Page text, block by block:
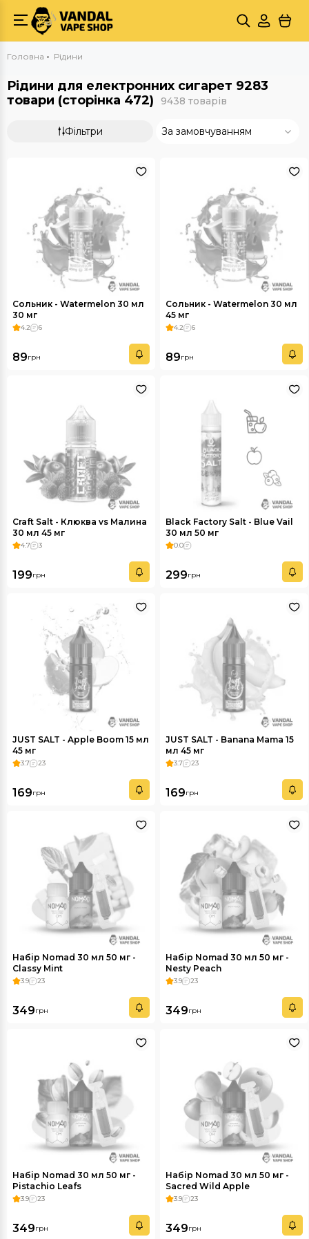
Головна Рідини
Рідини для електронних сигарет 9283
товари (сторінка 472)
9438 товарів
Фільтри За замовчуванням
Сольник - Watermelon 30 мл
30 мг
4.2 6
89грн
Сольник - Watermelon 30 мл
45 мг
4.2 6
89грн
Craft Salt - Клюква vs Малина
30 мл 45 мг
4.7 3
199грн
Black Factory Salt - Blue Vail
30 мл 50 мг
0.0
299грн
JUST SALT - Apple Boom 15 мл
45 мг
3.7 23
169грн
JUST SALT - Banana Mama 15
мл 45 мг
3.7 23
169грн
Набір Nomad 30 мл 50 мг -
Classy Mint
3.9 23
349грн
Набір Nomad 30 мл 50 мг -
Nesty Peach
3.9 23
349грн
Набір Nomad 30 мл 50 мг -
Pistachio Leafs
3.9 23
349грн
Набір Nomad 30 мл 50 мг -
Sacred Wild Apple
3.9 23
349грн